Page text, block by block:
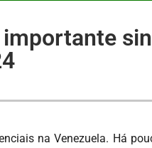
na Venezuela. Há